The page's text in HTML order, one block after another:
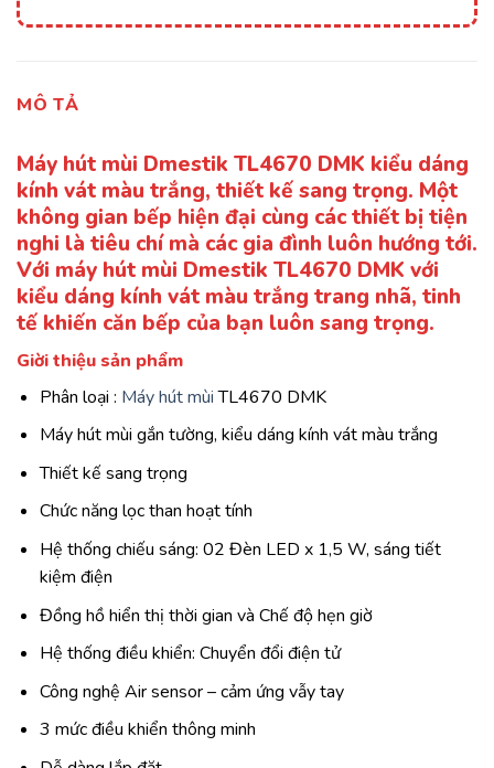
MÔ TẢ
Máy hút mùi Dmestik TL4670 DMK kiểu dáng
kính vát màu trắng, thiết kế sang trọng. Một
không gian bếp hiện đại cùng các thiết bị tiện
nghi là tiêu chí mà các gia đình luôn hướng tới.
Với máy hút mùi Dmestik TL4670 DMK với
kiểu dáng kính vát màu trắng trang nhã, tinh
tế khiến căn bếp của bạn luôn sang trọng.
Giời thiệu sản phẩm
Phân loại : Máy hút mùiTL4670 DMK
Máy hút mùi gắn tường, kiểu dáng kính vát màu trắng
Thiết kế sang trọng
Chức năng lọc than hoạt tính
Hệ thống chiếu sáng: 02 Đèn LED x 1,5 W, sáng tiết
kiệm điện
Đồng hồ hiển thị thời gian và Chế độ hẹn giờ
Hệ thống điều khiển: Chuyển đổi điện tử
Công nghệ Air sensor – cảm ứng vẫy tay
3 mức điều khiển thông minh